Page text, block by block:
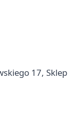
17, Sklep